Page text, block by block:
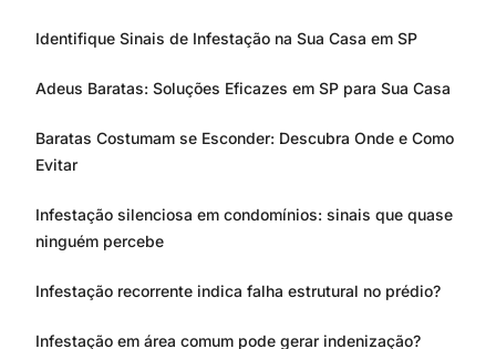
Identifique Sinais de Infestação na Sua Casa em SP
Adeus Baratas: Soluções Eficazes em SP para Sua Casa
Baratas Costumam se Esconder: Descubra Onde e Como
Evitar
Infestação silenciosa em condomínios: sinais que quase
ninguém percebe
Infestação recorrente indica falha estrutural no prédio?
Infestação em área comum pode gerar indenização?